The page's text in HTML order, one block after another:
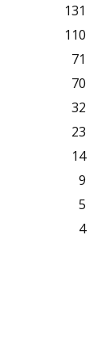
131
110
71
70
32
23
14
9
5
4